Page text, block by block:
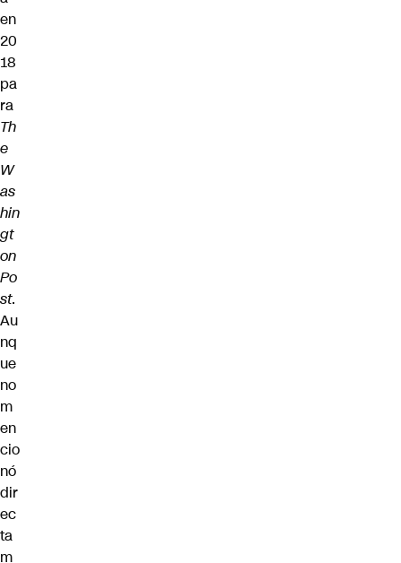
en
20
18
pa
ra
Th
e
W
as
hin
gt
on
Po
st.
Au
nq
ue
no
m
en
cio
nó
dir
ec
ta
m